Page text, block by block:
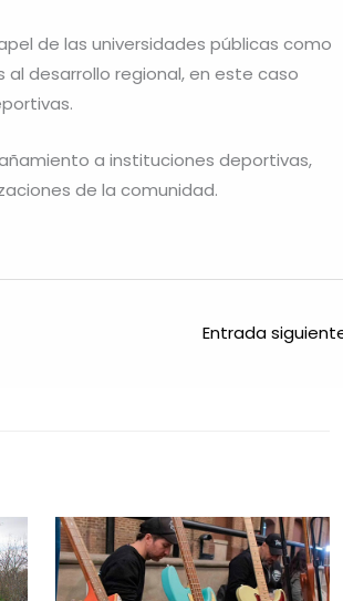
de las universidades públicas como
desarrollo regional, en este caso
a instituciones deportivas,
de la comunidad.
Entrada